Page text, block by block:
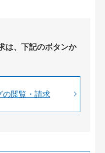
は、下記のボタンか
の閲覧・請求